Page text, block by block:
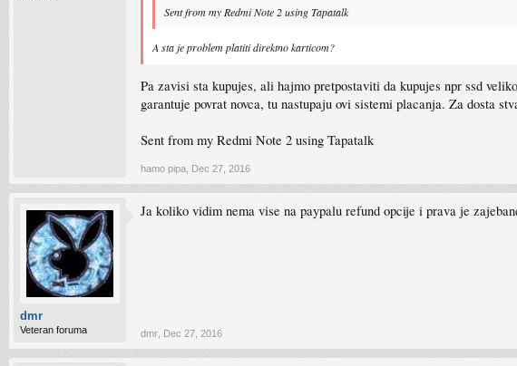
Sent from my Redmi Note 2 using Tapatalk
A sta je problem platiti direktno karticom?
Pa zavisi sta kupujes, ali hajmo pretpostaviti da kupujes npr ssd
garantuje povrat novca, tu nastupaju ovi sistemi placanja. Za dosta
Sent from my Redmi Note 2 using Tapatalk
hamo pipa Dec 27, 2016
dmr
Veteran foruma
Ja koliko vidim nema vise na paypalu refund opcije i prava je
dmr Dec 27, 2016